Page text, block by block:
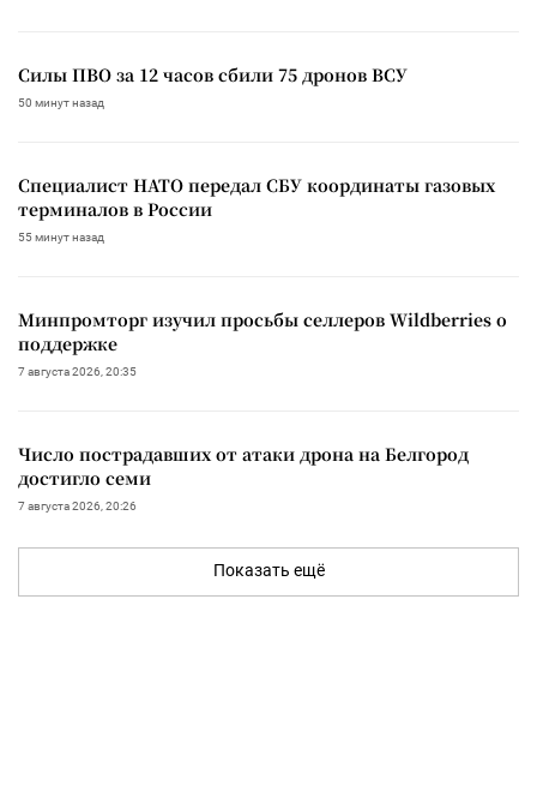
Силы ПВО за 12 часов сбили 75 дронов ВСУ
50 минут назад
Специалист НАТО передал СБУ координаты газовых
терминалов в России
55 минут назад
Минпромторг изучил просьбы селлеров Wildberries о
поддержке
7 августа 2026, 20:35
Число пострадавших от атаки дрона на Белгород
достигло семи
7 августа 2026, 20:26
Показать ещё